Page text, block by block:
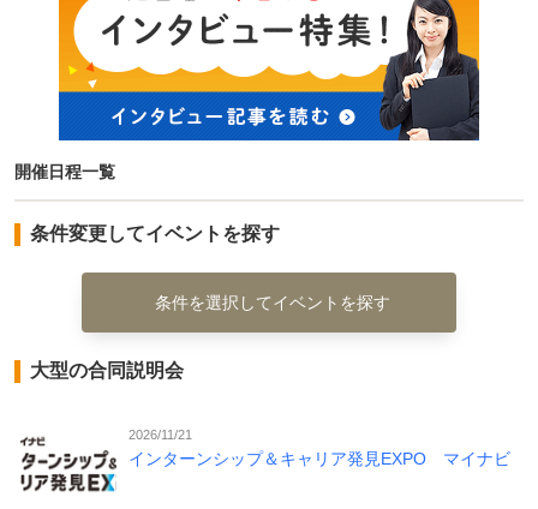
開催日程一覧
条件変更してイベントを探す
条件を選択してイベントを探す
大型の合同説明会
2026/11/21
インターンシップ＆キャリア発見EXPO マイナビ